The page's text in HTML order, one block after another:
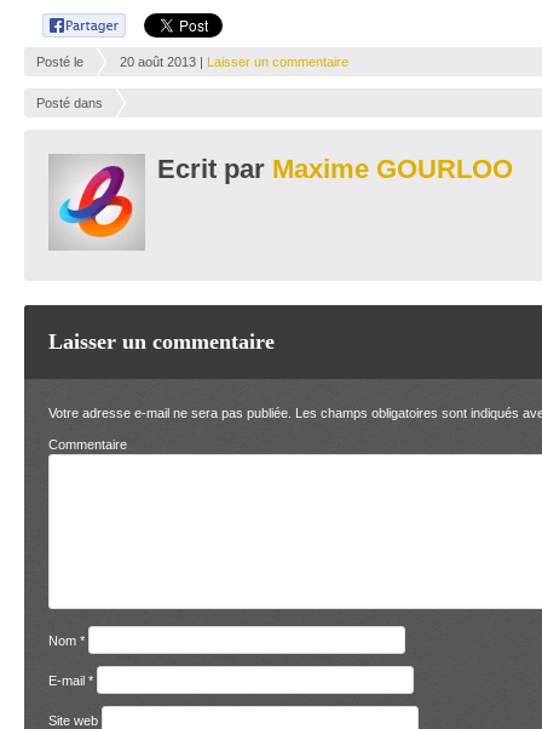
Posté le 20 août 2013 | Laisser un commentaire
Posté dans
Ecrit par Maxime GOURLOO
Laisser un commentaire
Votre adresse e-mail ne sera pas publiée. Les champs obligatoires sont indiqués
Nom *
E-mail *
Site web